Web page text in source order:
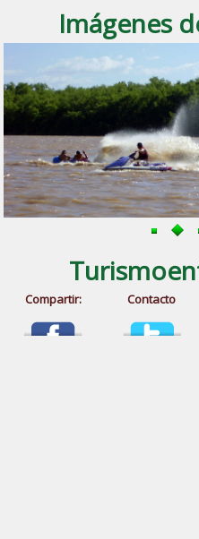
Imágenes
Compartir: Contacto